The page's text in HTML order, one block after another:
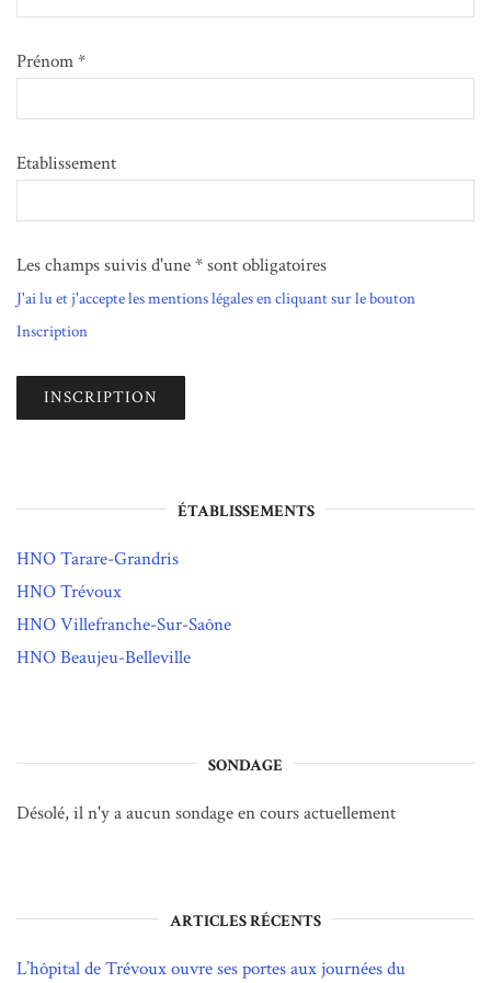
Prénom *
Etablissement
Les champs suivis d'une * sont obligatoires
J'ai lu et j'accepte les mentions légales en cliquant sur le bouton
Inscription
ÉTABLISSEMENTS
HNO Tarare-Grandris
HNO Trévoux
HNO Villefranche-Sur-Saône
HNO Beaujeu-Belleville
SONDAGE
Désolé, il n'y a aucun sondage en cours actuellement
ARTICLES RÉCENTS
L’hôpital de Trévoux ouvre ses portes aux journées du